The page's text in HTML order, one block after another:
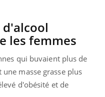
les femmes
qui buvaient plus de
masse grasse plus
d'obésité et de